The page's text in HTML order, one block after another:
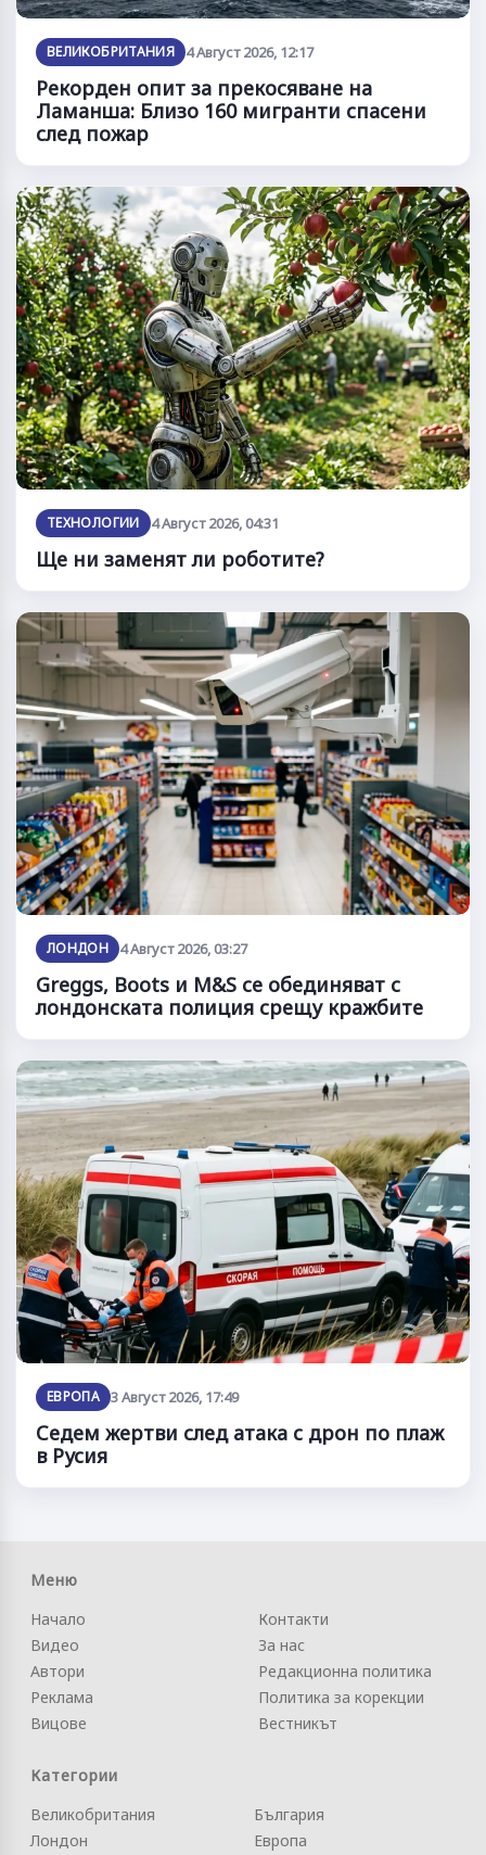
ВЕЛИКОБРИТАНИЯ 4 Август 2026, 12:17
Рекорден опит за прекосяване на
Ламанша: Близо 160 мигранти спасени
след пожар
ТЕХНОЛОГИИ 4 Август 2026, 04:31
Ще ни заменят ли роботите?
ЛОНДОН 4 Август 2026, 03:27
Greggs, Boots и M&S се обединяват с
лондонската полиция срещу кражбите
ЕВРОПА 3 Август 2026, 17:49
Седем жертви след атака с дрон по плаж
в Русия
Меню
Начало
Видео
Автори
Реклама
Вицове
Контакти
За нас
Редакционна политика
Политика за корекции
Вестникът
Категории
Великобритания
Лондон
България
Европа